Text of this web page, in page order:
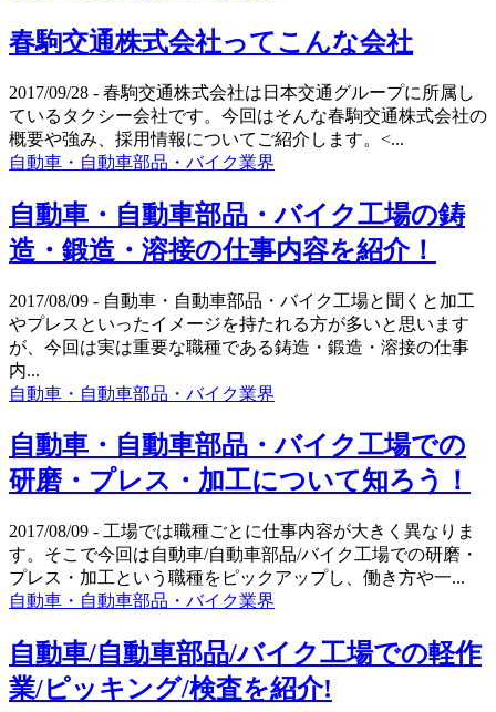
春駒交通株式会社ってこんな会社
2017/09/28 - 春駒交通株式会社は日本交通グループに所属し
ているタクシー会社です。今回はそんな春駒交通株式会社の
概要や強み、採用情報についてご紹介します。<...
自動車・自動車部品・バイク業界
自動車・自動車部品・バイク工場の鋳
造・鍛造・溶接の仕事内容を紹介！
2017/08/09 - 自動車・自動車部品・バイク工場と聞くと加工
やプレスといったイメージを持たれる方が多いと思います
が、今回は実は重要な職種である鋳造・鍛造・溶接の仕事
内...
自動車・自動車部品・バイク業界
自動車・自動車部品・バイク工場での
研磨・プレス・加工について知ろう！
2017/08/09 - 工場では職種ごとに仕事内容が大きく異なりま
す。そこで今回は自動車/自動車部品/バイク工場での研磨・
プレス・加工という職種をピックアップし、働き方や一...
自動車・自動車部品・バイク業界
自動車/自動車部品/バイク工場での軽作
業/ピッキング/検査を紹介!